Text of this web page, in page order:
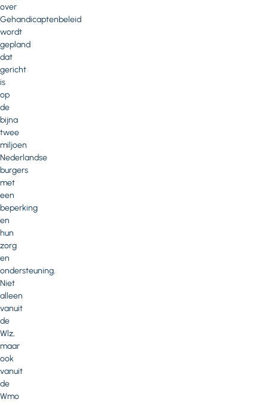
over
Gehandicaptenbeleid
wordt
gepland
dat
gericht
is
op
de
bijna
twee
miljoen
Nederlandse
burgers
met
een
beperking
en
hun
zorg
en
ondersteuning.
Niet
alleen
vanuit
de
Wlz,
maar
ook
vanuit
de
Wmo